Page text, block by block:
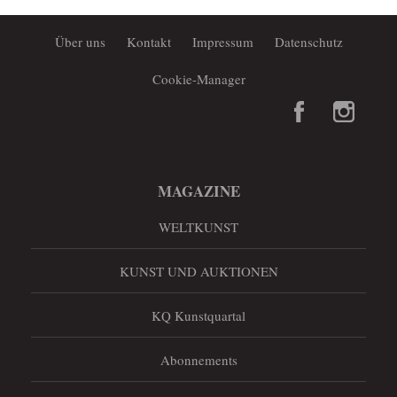
Über uns Kontakt Impressum Datenschutz
Cookie-Manager
MAGAZINE
WELTKUNST
KUNST UND AUKTIONEN
KQ Kunstquartal
Abonnements